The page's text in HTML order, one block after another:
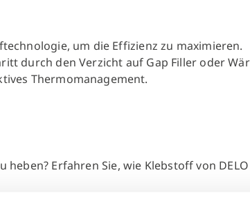
um die Effizienz zu maximieren.
durch den Verzicht auf Gap Filler oder
Thermomanagement.
Erfahren Sie, wie Klebstoff von